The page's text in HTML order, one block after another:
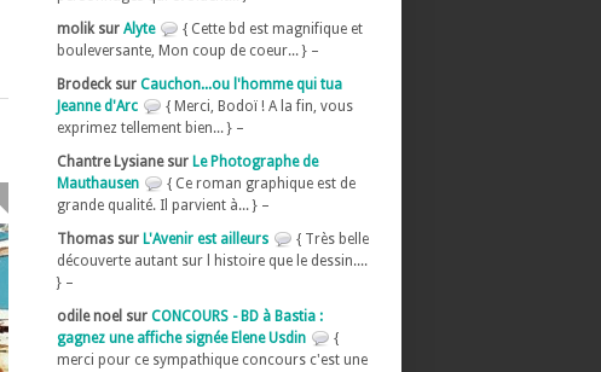
molik sur Alyte
{ Cette bd est magnifique et
bouleversante, Mon coup de coeur... } –
Brodeck sur Cauchon...ou l'homme qui tua
Jeanne d'Arc
{ Merci, Bodoï ! A la fin, vous
exprimez tellement bien... } –
Chantre Lysiane sur Le Photographe de
Mauthausen
{ Ce roman graphique est de
grande qualité. Il parvient à... } –
Thomas sur L'Avenir est ailleurs
{ Très belle
découverte autant sur l histoire que le dessin....
} –
odile noel sur CONCOURS - BD à Bastia :
gagnez une affiche signée Elene Usdin
{
merci pour ce sympathique concours c'est une